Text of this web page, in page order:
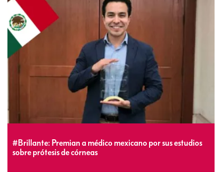
#Brillante: Premian a médico mexicano por sus estudios
sobre prótesis de córneas